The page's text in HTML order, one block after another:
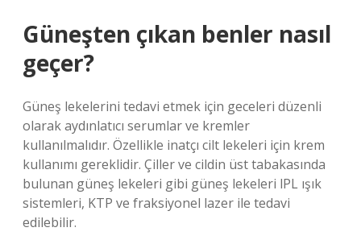
Güneşten çıkan benler nasıl
geçer?
Güneş lekelerini tedavi etmek için geceleri düzenli
olarak aydınlatıcı serumlar ve kremler
kullanılmalıdır. Özellikle inatçı cilt lekeleri için krem ​​
kullanımı gereklidir. Çiller ve cildin üst tabakasında
bulunan güneş lekeleri gibi güneş lekeleri lPL ışık
sistemleri, KTP ve fraksiyonel lazer ile tedavi
edilebilir.